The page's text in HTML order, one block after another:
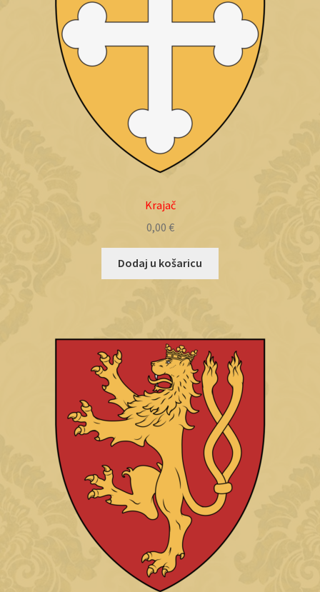
Krajač
0,00 €
Dodaj u košaricu